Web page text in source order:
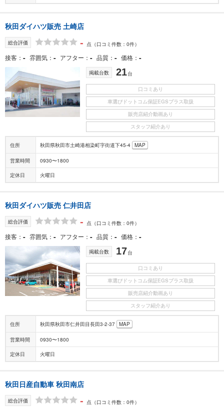
秋田ダイハツ販売 土崎店
総合評価 - 点 （口コミ件数：0件）
接客 - 雰囲気 - アフター - 品質 - 価格 -
掲載台数 21台
口コミあり
車選びドットコム保証EGSプラス取扱
販売店紹介動画あり
スタッフ紹介あり
住所 秋田県秋田市土崎港相染町字街道下45-4 MAP
営業時間 0930〜1800
定休日 火曜日
秋田ダイハツ販売 仁井田店
総合評価 - 点 （口コミ件数：0件）
接客 - 雰囲気 - アフター - 品質 - 価格 -
掲載台数 17台
口コミあり
車選びドットコム保証EGSプラス取扱
販売店紹介動画あり
スタッフ紹介あり
住所 秋田県秋田市仁井田目長田3-2-37 MAP
営業時間 0930〜1800
定休日 火曜日
秋田日産自動車 秋田南店
総合評価 - 点 （口コミ件数：0件）